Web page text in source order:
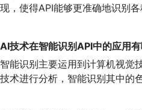
现，使得API能够更准确地识别各
AI技术在智能识别API中的应用有
智能识别主要运用到计算机视觉
技术进行分析，智能识别其中的